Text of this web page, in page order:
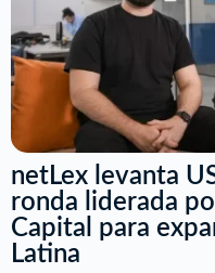
netLex levanta
ronda liderada
Capital para
Latina